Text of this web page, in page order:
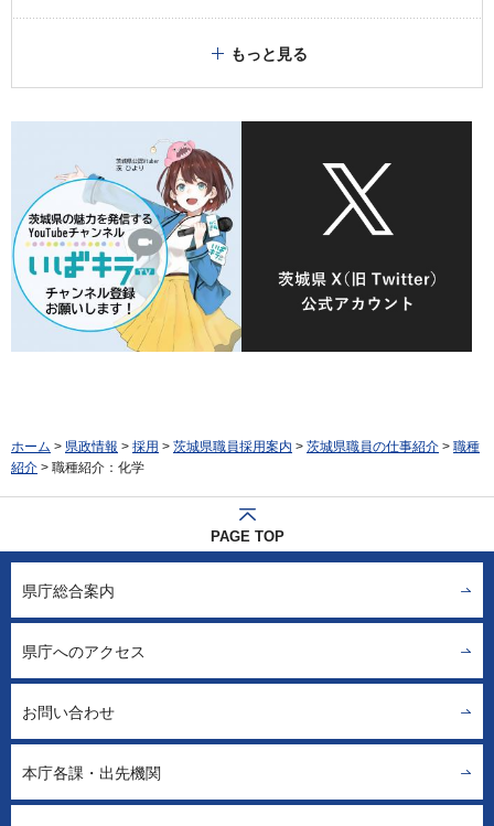
もっと見る
ホーム > 県政情報 > 採用 > 茨城県職員採用案内 > 茨城県職員の仕事紹介 > 職種
紹介 > 職種紹介：化学
PAGE TOP
県庁総合案内
県庁へのアクセス
お問い合わせ
本庁各課・出先機関